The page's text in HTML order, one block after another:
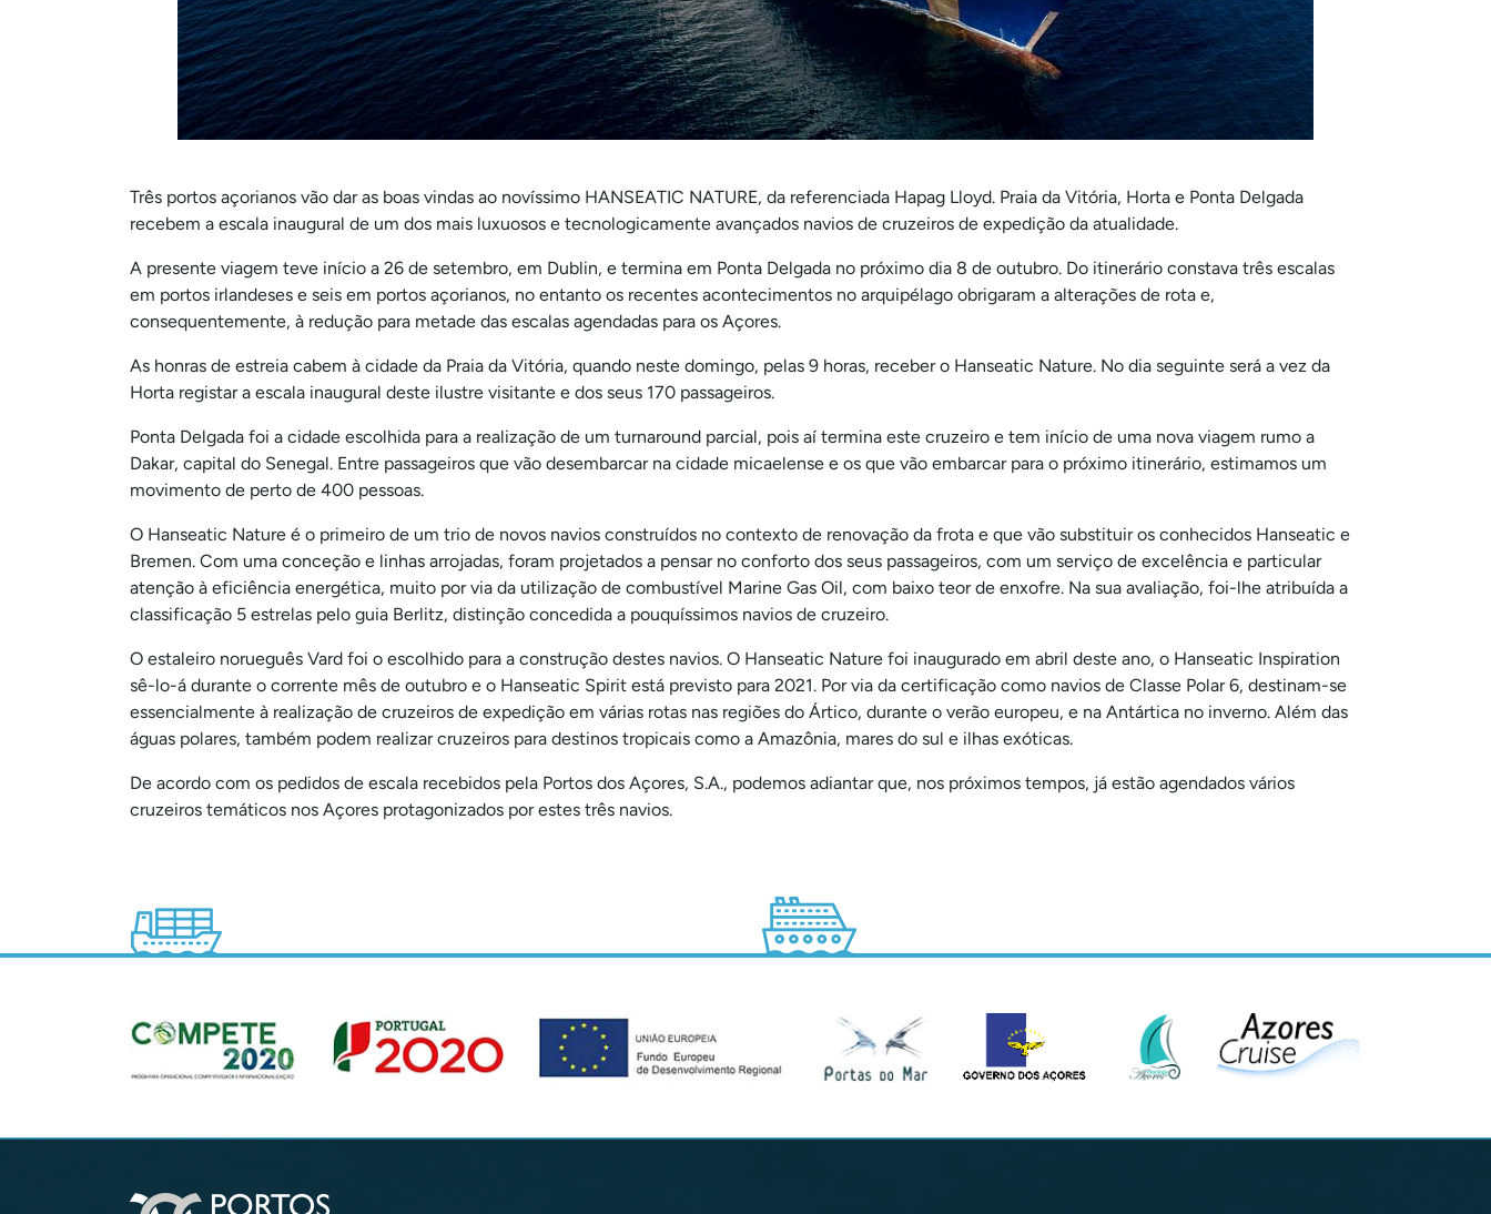
Três portos açorianos vão dar as boas vindas ao novíssimo HANSEATIC NATURE, da referenciada Hapag Lloyd. Praia da Vitória, Horta e Ponta Delgada
recebem a escala inaugural de um dos mais luxuosos e tecnologicamente avançados navios de cruzeiros de expedição da atualidade.
A presente viagem teve início a 26 de setembro, em Dublin, e termina em Ponta Delgada no próximo dia 8 de outubro. Do itinerário constava três escalas
em portos irlandeses e seis em portos açorianos, no entanto os recentes acontecimentos no arquipélago obrigaram a alterações de rota e,
consequentemente, à redução para metade das escalas agendadas para os Açores.
As honras de estreia cabem à cidade da Praia da Vitória, quando neste domingo, pelas 9 horas, receber o Hanseatic Nature. No dia seguinte será a vez da
Horta registar a escala inaugural deste ilustre visitante e dos seus 170 passageiros.
Ponta Delgada foi a cidade escolhida para a realização de um turnaround parcial, pois aí termina este cruzeiro e tem início de uma nova viagem rumo a
Dakar, capital do Senegal. Entre passageiros que vão desembarcar na cidade micaelense e os que vão embarcar para o próximo itinerário, estimamos um
movimento de perto de 400 pessoas.
O Hanseatic Nature é o primeiro de um trio de novos navios construídos no contexto de renovação da frota e que vão substituir os conhecidos Hanseatic e
Bremen. Com uma conceção e linhas arrojadas, foram projetados a pensar no conforto dos seus passageiros, com um serviço de excelência e particular
atenção à eficiência energética, muito por via da utilização de combustível Marine Gas Oil, com baixo teor de enxofre. Na sua avaliação, foi-lhe atribuída a
classificação 5 estrelas pelo guia Berlitz, distinção concedida a pouquíssimos navios de cruzeiro.
O estaleiro norueguês Vard foi o escolhido para a construção destes navios. O Hanseatic Nature foi inaugurado em abril deste ano, o Hanseatic Inspiration
sê-lo-á durante o corrente mês de outubro e o Hanseatic Spirit está previsto para 2021. Por via da certificação como navios de Classe Polar 6, destinam-se
essencialmente à realização de cruzeiros de expedição em várias rotas nas regiões do Ártico, durante o verão europeu, e na Antártica no inverno. Além das
águas polares, também podem realizar cruzeiros para destinos tropicais como a Amazônia, mares do sul e ilhas exóticas.
De acordo com os pedidos de escala recebidos pela Portos dos Açores, S.A., podemos adiantar que, nos próximos tempos, já estão agendados vários
cruzeiros temáticos nos Açores protagonizados por estes três navios.